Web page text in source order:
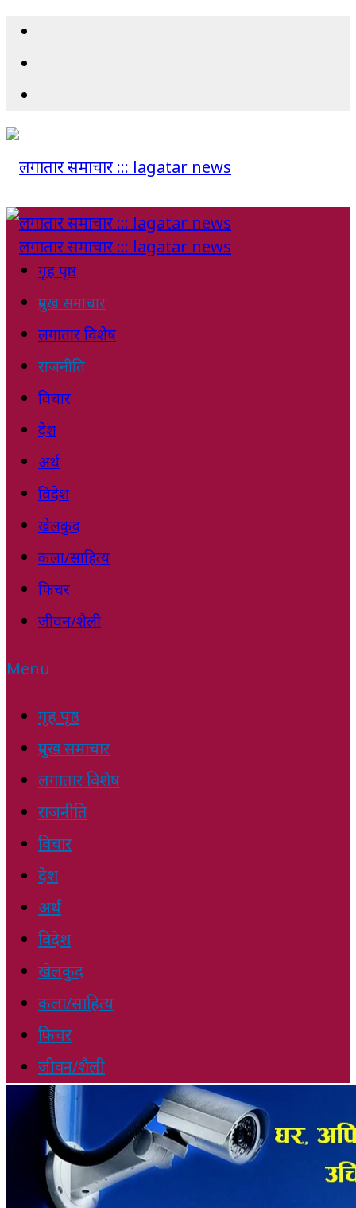
गृह पृष्ठ
प्रमुख समाचार
लगातार विशेष
राजनीति
विचार
देश
अर्थ
विदेश
खेलकुद
कला/साहित्य
फिचर
जीवन/शैली
Menu
गृह पृष्ठ
प्रमुख समाचार
लगातार विशेष
राजनीति
विचार
देश
अर्थ
विदेश
खेलकुद
कला/साहित्य
फिचर
जीवन/शैली